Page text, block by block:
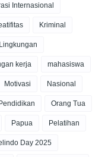
Internasional
Kriminal
Lingkungan
kerja mahasiswa
Motivasi Nasional
Orang Tua
Papua Pelatihan
Day 2025